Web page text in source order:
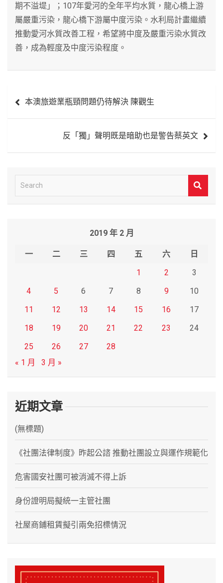
期不溢堤」；107年愛河的全年平均水質，龍心橋上游
屬嚴重污染，龍心橋下游屬中度污染。水利局計畫繼續
推動愛河水質改善工程，希望將中度及嚴重污染水質改
善，成為輕度及中度污染程度。
章 本澳旅遊業瓶頸問題仍待解決 陳觀生
反「獨」聲明既是暗助也是警告蔡英文
e
2019 年 2 月
一 二 三 四 五 六
日
1
2
3
4
5 6 7 8 9
10
11
12 13 14 15 16
17
18
19 20 21 22 23
24
25
26 27
28
« 1 月
3 月 »
近期文章
(無標題)
《社團法律制度》昨起公諮 推動社團設立與運作規範化
危害國安社團可被消滅不得上訴
身份證明局擬統一主管社團
社屋商鋪租賃擬引兩免招標情況